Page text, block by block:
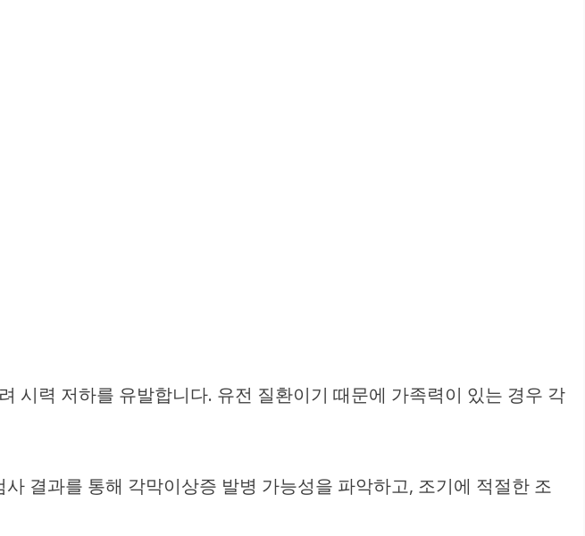
시력 저하를 유발합니다. 유전 질환이기 때문에 가족력이 있는 경우 각
결과를 통해 각막이상증 발병 가능성을 파악하고, 조기에 적절한 조